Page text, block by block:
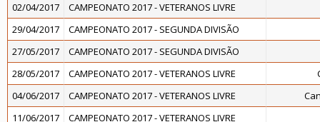
02/04/2017
CAMPEONATO 2017 - VETERANOS LIVRE
29/04/2017
CAMPEONATO 2017 - SEGUNDA DIVISÃO
27/05/2017
CAMPEONATO 2017 - SEGUNDA DIVISÃO
28/05/2017
CAMPEONATO 2017 - VETERANOS LIVRE
04/06/2017
CAMPEONATO 2017 - VETERANOS LIVRE
11/06/2017
CAMPEONATO 2017 - VETERANOS LIVRE